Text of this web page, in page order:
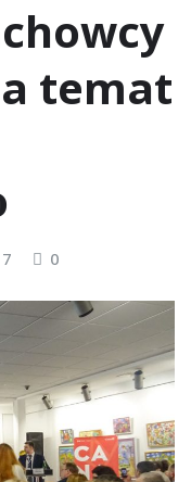
temat
0